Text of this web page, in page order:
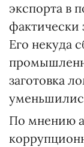
экспорта в
фактически
Его некуда
заготовка
По мнению